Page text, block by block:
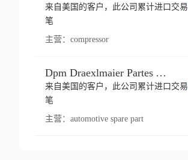
来自美国的客户，此公司累计进口交易
笔
主营： compressor
Dpm Draexlmaier Partes Automotrices Corr Ind Huejotzingo
来自美国的客户，此公司累计进口交易
笔
主营： automotive spare part